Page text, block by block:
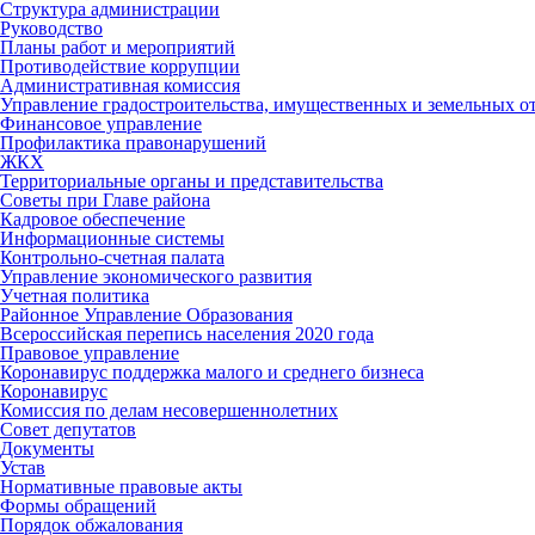
Структура администрации
Руководство
Планы работ и мероприятий
Противодействие коррупции
Административная комиссия
Управление градостроительства, имущественных и земельных
Финансовое управление
Профилактика правонарушений
ЖКХ
Территориальные органы и представительства
Советы при Главе района
Кадровое обеспечение
Информационные системы
Контрольно-счетная палата
Управление экономического развития
Учетная политика
Районное Управление Образования
Всероссийская перепись населения 2020 года
Правовое управление
Коронавирус поддержка малого и среднего бизнеса
Коронавирус
Комиссия по делам несовершеннолетних
Совет депутатов
Документы
Устав
Нормативные правовые акты
Формы обращений
Порядок обжалования